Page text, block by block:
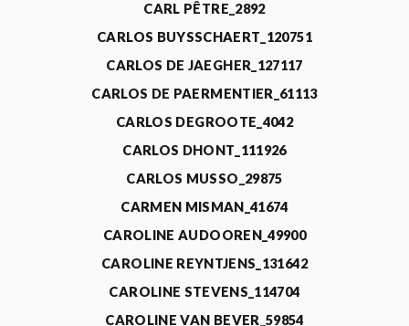
CARL PÊTRE_2892
CARLOS BUYSSCHAERT_120751
CARLOS DE JAEGHER_127117
CARLOS DE PAERMENTIER_61113
CARLOS DEGROOTE_4042
CARLOS DHONT_111926
CARLOS MUSSO_29875
CARMEN MISMAN_41674
CAROLINE AUDOOREN_49900
CAROLINE REYNTJENS_131642
CAROLINE STEVENS_114704
CAROLINE VAN BEVER_59854